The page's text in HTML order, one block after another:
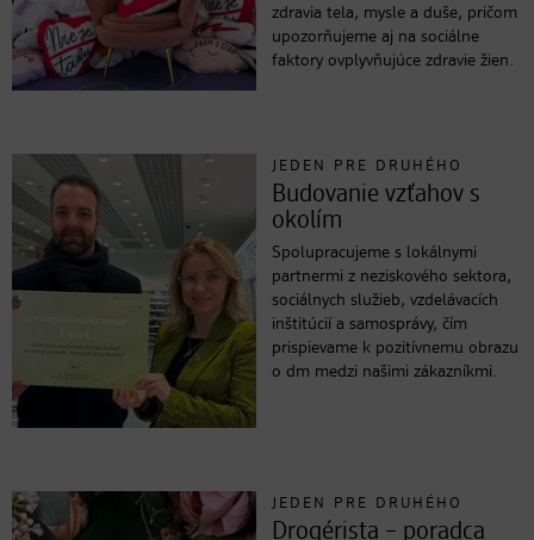
zdravia tela, mysle a duše, pričom
upozorňujeme aj na sociálne
faktory ovplyvňujúce zdravie žien.
JEDEN PRE DRUHÉHO
Budovanie vzťahov s
okolím
Spolupracujeme s lokálnymi
partnermi z neziskového sektora,
sociálnych služieb, vzdelávacích
inštitúcií a samosprávy, čím
prispievame k pozitívnemu obrazu
o dm medzi našimi zákazníkmi.
JEDEN PRE DRUHÉHO
Drogérista – poradca